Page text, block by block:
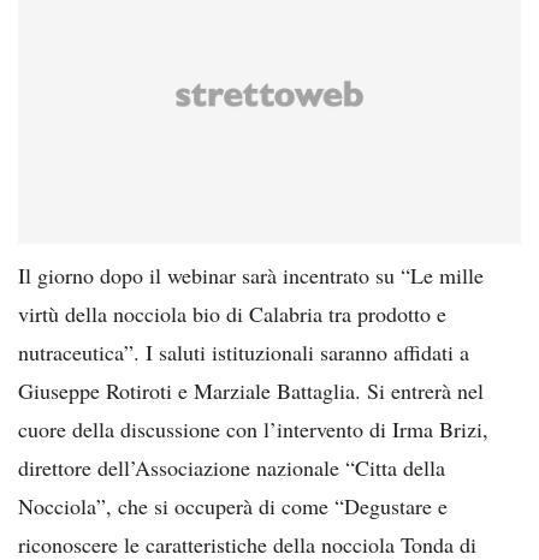
Il giorno dopo il webinar sarà incentrato su “Le mille
virtù della nocciola bio di Calabria tra prodotto e
nutraceutica”. I saluti istituzionali saranno affidati a
Giuseppe Rotiroti e Marziale Battaglia. Si entrerà nel
cuore della discussione con l’intervento di Irma Brizi,
direttore dell’Associazione nazionale “Citta della
Nocciola”, che si occuperà di come “Degustare e
riconoscere le caratteristiche della nocciola Tonda di